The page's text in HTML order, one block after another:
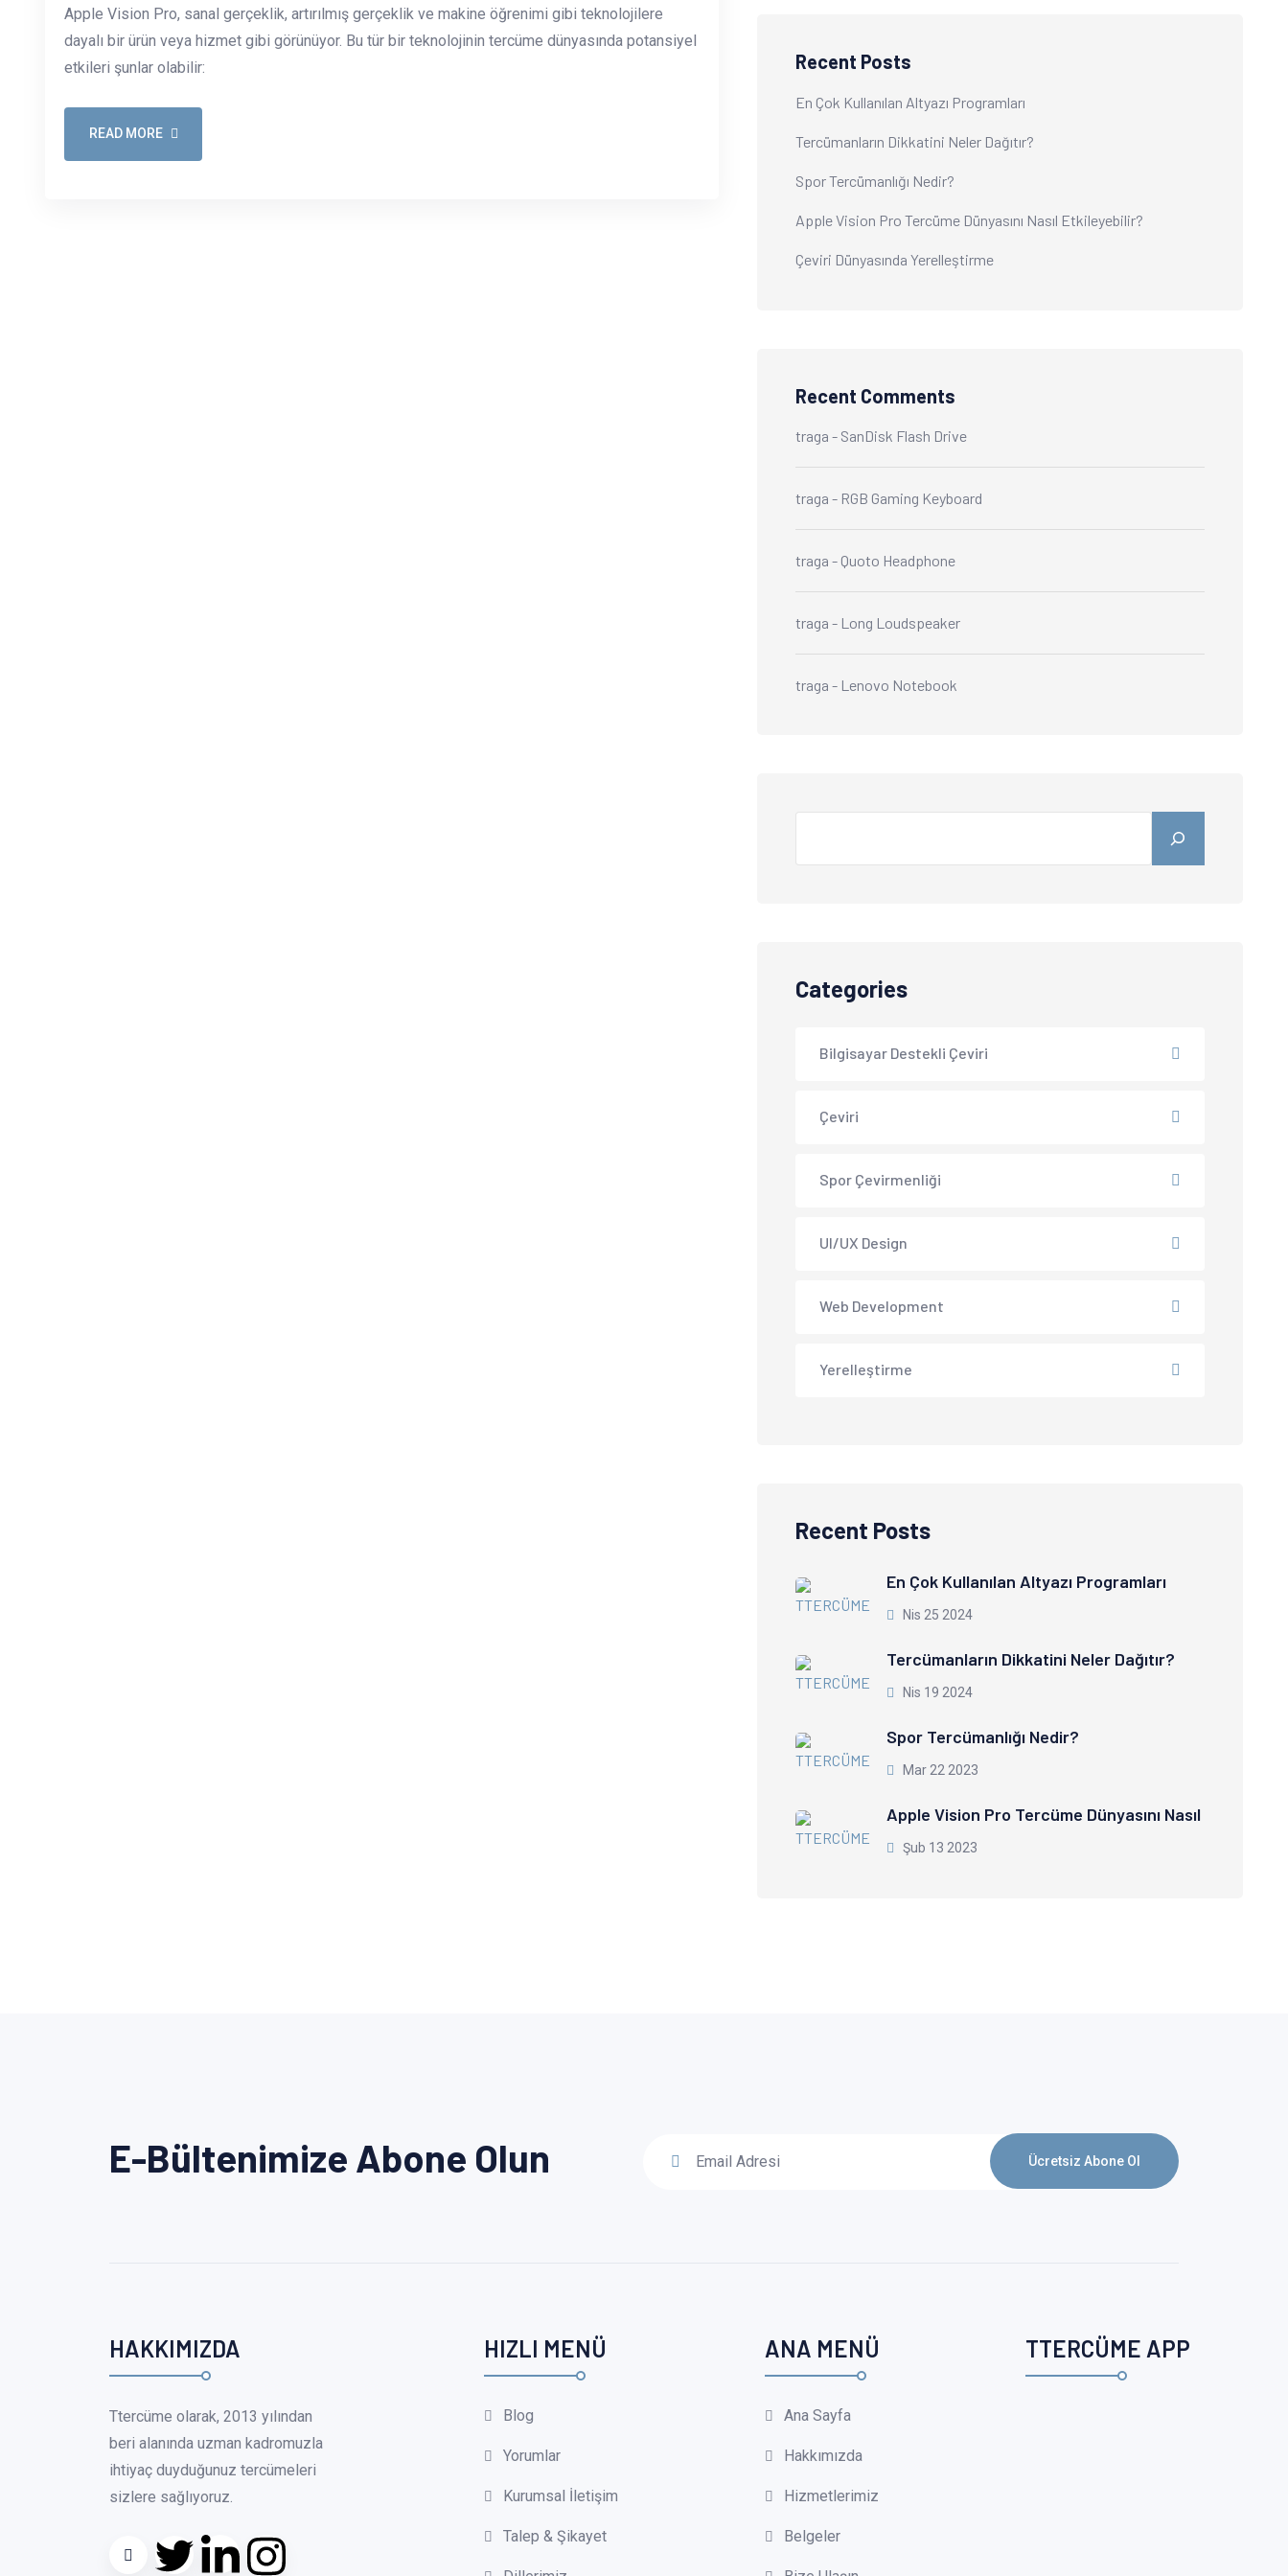
Apple Vision Pro, sanal gerçeklik, artırılmış gerçeklik ve makine öğrenimi gibi teknolojilere
dayalı bir ürün veya hizmet gibi görünüyor. Bu tür bir teknolojinin tercüme dünyasında potansiyel
etkileri şunlar olabilir:
READ MORE
Recent Posts
En Çok Kullanılan Altyazı Programları
Tercümanların Dikkatini Neler Dağıtır?
Spor Tercümanlığı Nedir?
Apple Vision Pro Tercüme Dünyasını Nasıl Etkileyebilir?
Çeviri Dünyasında Yerelleştirme
Recent Comments
traga - SanDisk Flash Drive
traga - RGB Gaming Keyboard
traga - Quoto Headphone
traga - Long Loudspeaker
traga - Lenovo Notebook
Categories
Bilgisayar Destekli Çeviri
Çeviri
Spor Çevirmenliği
UI/UX Design
Web Development
Yerelleştirme
Recent Posts
En Çok Kullanılan Altyazı Programları
Nis 25 2024
Tercümanların Dikkatini Neler Dağıtır?
Nis 19 2024
Spor Tercümanlığı Nedir?
Mar 22 2023
Apple Vision Pro Tercüme Dünyasını Nasıl
Şub 13 2023
E-Bültenimize Abone Olun Ücretsiz Abone Ol
HAKKIMIZDA
Ttercüme olarak, 2013 yılından
beri alanında uzman kadromuzla
ihtiyaç duyduğunuz tercümeleri
sizlere sağlıyoruz.
HIZLI MENÜ
Blog
Yorumlar
Kurumsal İletişim
Talep & Şikayet
ANA MENÜ
Ana Sayfa
Hakkımızda
Hizmetlerimiz
Belgeler
TTERCÜME APP